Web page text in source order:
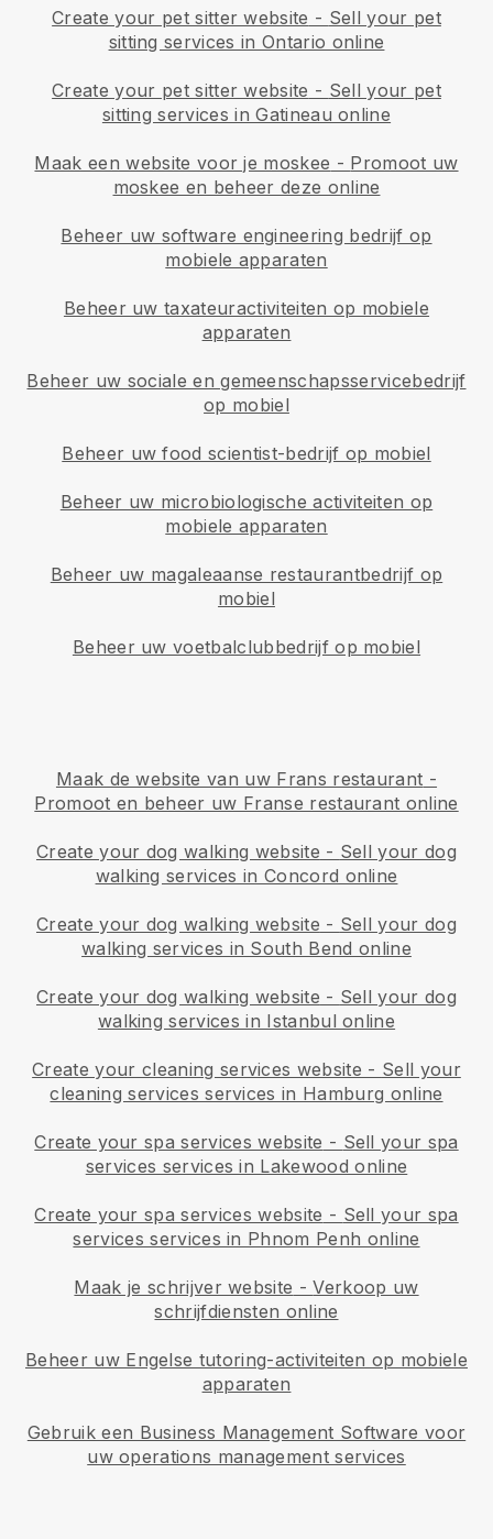
Create your pet sitter website - Sell your pet
sitting services in Ontario online
Create your pet sitter website - Sell your pet
sitting services in Gatineau online
Maak een website voor je moskee - Promoot uw
moskee en beheer deze online
Beheer uw software engineering bedrijf op
mobiele apparaten
Beheer uw taxateuractiviteiten op mobiele
apparaten
Beheer uw sociale en gemeenschapsservicebedrijf
op mobiel
Beheer uw food scientist-bedrijf op mobiel
Beheer uw microbiologische activiteiten op
mobiele apparaten
Beheer uw magaleaanse restaurantbedrijf op
mobiel
Beheer uw voetbalclubbedrijf op mobiel
Maak de website van uw Frans restaurant -
Promoot en beheer uw Franse restaurant online
Create your dog walking website - Sell your dog
walking services in Concord online
Create your dog walking website - Sell your dog
walking services in South Bend online
Create your dog walking website - Sell your dog
walking services in Istanbul online
Create your cleaning services website - Sell your
cleaning services services in Hamburg online
Create your spa services website - Sell your spa
services services in Lakewood online
Create your spa services website - Sell your spa
services services in Phnom Penh online
Maak je schrijver website -Verkoop uw
schrijfdiensten online
Beheer uw Engelse tutoring-activiteiten op mobiele
apparaten
Gebruik een Business Management Software voor
uw operations management services